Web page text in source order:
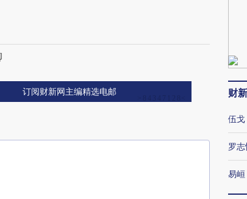
订阅财新网主编精选电邮 财
伍戈
罗志
易峘